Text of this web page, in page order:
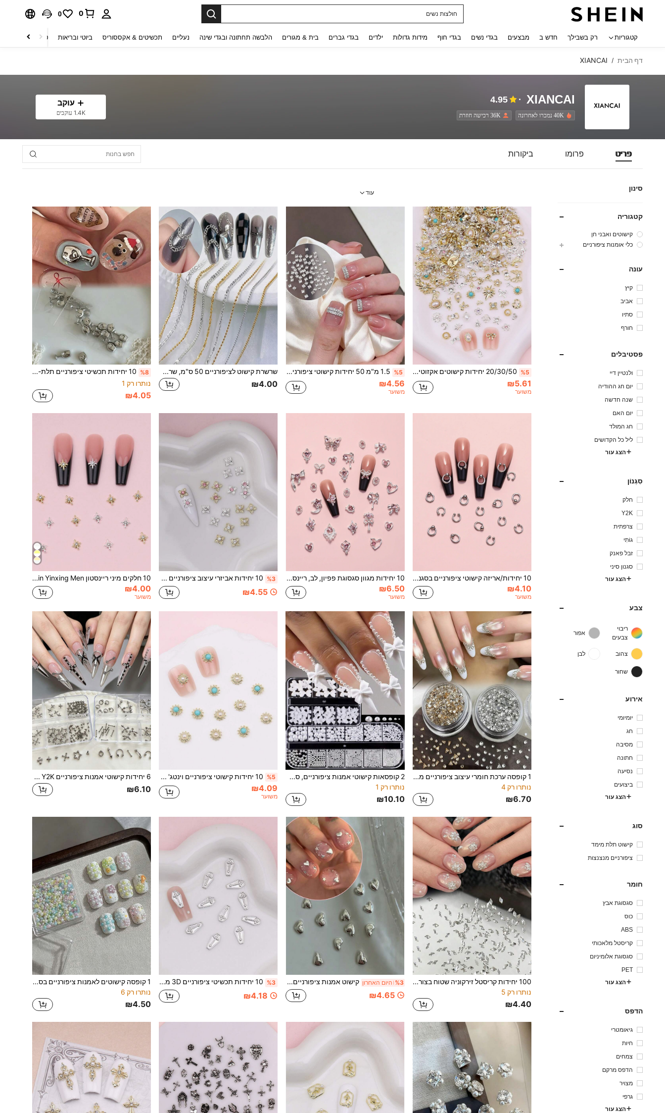
חולצות נשים
0
0
קטגוריות רק בשבילך חדש ב מבצעים בגדי נשים בגדי חוף מידות גדולות ילדים בגדי גברים בית & מגורים הלבשה תחתונה ובגדי שינה נעליים תכשיטים & אקססוריס ביוטי ובריאות טקסטיל לבית
דף הבית /
XIANCAI
XIANCAI
4.95
40K נמכרו לאחרונה 36K רכישה חוזרת
עוקב
1.4K עוקבים
פריט פרומו ביקורות
סינון
קטגוריה
קישוטים ואבני חן
כלי אומנות ציפורניים
עונה
קיץ
אביב
סתיו
חורף
פסטיבלים
ולנטיין דיי
יום חג ההודיה
שנה חדשה
יום האם
חג המולד
ליל כל הקדושים
הצג עור
סִגְנוֹן
חלק
Y2K
צרפתית
גוֹתִי
זבל פאנק
סגנון סיני
הצג עור
צבע
ריבוי
צבעים
אפור
צהוב לבן
שחור
אירוע
יומיומי
חג
מסיבה
חתונה
נסיעה
ביצועים
הצג עור
סוג
קישוט תלת מימד
ציפורניים מנצנצות
חומר
סגסוגת אבץ
כוס
ABS
קריסטל מלאכותי
סגסוגת אלומיניום
PET
הצג עור
הדפס
גיאומטרי
חיות
צמחים
הדפס מרקם
מצויר
גרפי
הצג עור
עוד
%5 20/30/50 יחידות קישוטים אקזוטיים וינטג' מינימליסטיים למסמריים: כוכבי ים, כוכבים, ירחים, פרחים, סרטים, אבני חן אובליות, קריסטלים וסגסוגת, תכשיטי ציפורניים DIY, אבני ציפורניים, ציוד לאמנות ציפורניים, קסמי ציפורניים
₪5.61
משוער
%5 1.5 מ"מ 50 יחידות קישוטי ציפורניים קוביות זירקוניה שטוחות, אבני ציפורניים מרובעות מבריקות, אמנות ציפורניים DIY, תכשיטי ציפורניים, קסמי ציפורניים
₪4.56
משוער
שרשרת קישוט לציפורניים 50 ס"מ, שרשרת חרוצים עמידה לדהייה בזהב וכסף, אביזרי תכשיטי ציפורניים עמידים בעבודת יד, קסמי ציפורניים
₪4.00
%8
10 יחידות תכשיטי ציפורניים תלת-ממדיים בצורת כוס יין ממתכת, סגנון Ins מצחיק, DIY בעבודת יד, צבע כסוף מסגסוגת, קישוט לציפורניים, ציוד לציפורניים
נותרו רק 1
₪4.05
10 יחידות/אריזה קישוטי ציפורניים בסגנון פאנק אביזרי ציפורניים עשה זאת בעצמך ציפורניים ציוד לציפורניים ציפורניים קמעות ציפורניים אבני חן לציפורניים
₪4.10
משוער
10 יחידות מגוון סגסוגת פפיון, לב, ריינסטון בצורת ירח קישוטי ציפורניים ציוד לציפורניים ציפורניים קמעות ציפורניים אבני חן לציפורניים
₪6.50
משוער
%3 10 יחידות אביזרי עיצוב ציפורניים מינימליסטיים 2YK, אבני חן יוקרתיות לבנות וורודות, קישוט ציפורניים רב-שימושי DIY, מתאים לציפורניים קצרות, ציוד למניקור צרפתי, אבני חן לציפורניים
₪4.55
10 חלקים מיני ריינסטון Jin Yinxing Men עשה זאת בעצמך אמנות אצבע דקורטיבית מקדחת ציפורניים אביזרי ציפורניים דקורטיביים. ציוד לציפורניים ציפורניים קמעות ציפורניים אבני חן לציפורניים
₪4.00
משוער
1 קופסה ערכת חומרי עיצוב ציפורניים מעורבבים ידנית עם פפיון וזירקוניה, משולש שקוף לבן מנצנץ, כדור פלדה בצורת T, עיצוב ציפורניים DIY בעבודת יד עם ריינסטון, אבני ציפורניים, אביזרי ציפורניים, תליוני ציפורניים
נותרו רק 4
₪6.70
2 קופסאות קישוטי אמנות ציפורניים, סט אביזרי ציפורניים עם סרט לבן, פנינה וخرז פלדה, ציוד לאמנות ציפורניים, תליונים לציפורניים
נותרו רק 1
₪10.10
%5 10 יחידות קישוטי ציפורניים וינטג' פנינה וזהב בצורת שמש, אביזרי ציפורניים פרימיום, ציוד DIY רב-שימושי לציפורניים, תליונים לציפורניים
₪4.09
משוער
6 יחידות קישוטי אמנות ציפורניים Y2K פאנק מסגסוגת, מתכת כסופה בסגנון גותי רוק, עיטורי ציפורניים בצורת צלב בגדלים מעורבים, אספקת סלון ציפורניים, אביזרי ציפורניים, אבני ציפורניים, קסמי ציפורניים
₪6.10
100 יחידות קריסטל זירקוניה שטוח בצורת יהלום מיני 1.5*3 מ"מ לקישוט ציפורניים, אביזרי קריסטל איכותיים לציפורניים DIY, אבני ריינסטון מנצנצות, עיצוב ציפורניים, ציוד לציפורניים, תליוני ציפורניים
נותרו רק 5
₪4.40
%3 היום האחרון קישוט אמנות ציפורניים, לב תלת-ממדי ממתכת כסופה, 20 יחידות אביזרי ציפורניים בסגנון מינימליסטי קוריאני Ins, קישוט אמנות ציפורניים DIY בצורת לב, ציוד לאמנות ציפורניים. תליוני ציפורניים
₪4.65
%3 10 יחידות תכשיטי ציפורניים 3D מסגסוגת בסגנון וינטג' של צלב להלווין, אביזרי ציפורניים להלווין, ציוד למניקור
₪4.18
1 קופסה קישוטים לאמנות ציפורניים בסגנון מקרון מיני צבעים מעורבים פנינה רעננות לקיץ, סט חומרי פרחים מחרוזי זרע אירידיסנטיים, קישוט אמנות ציפורניים, ציוד לציפורניים, תכשיטי ציפורניים
נותרו רק 6
₪4.50